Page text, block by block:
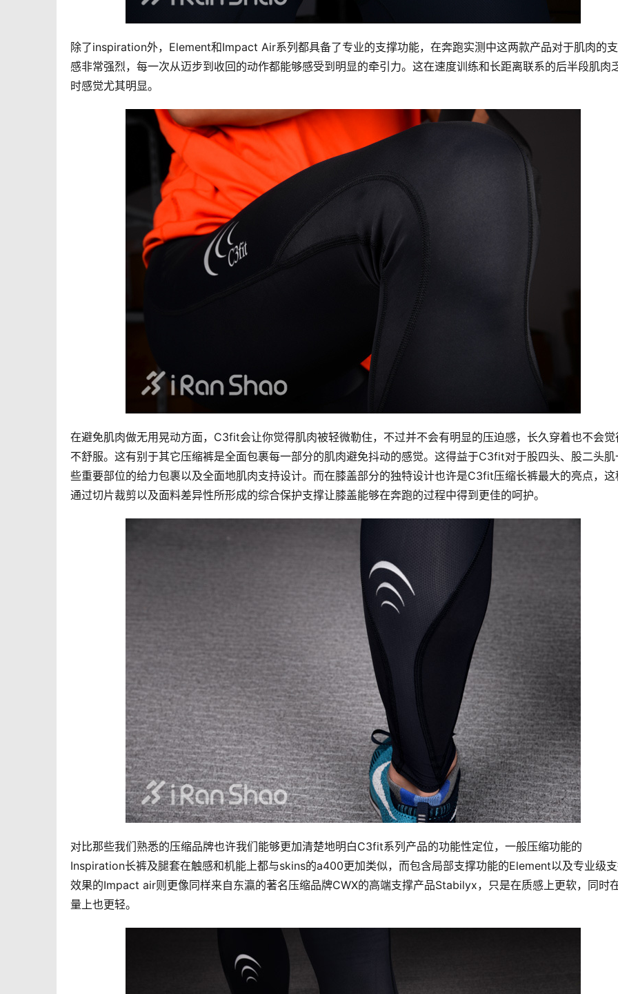
除了inspiration外，Element和Impact Air系列都具备了专业的支撑功能，在奔跑实测中这两款产品对于肌肉的
感非常强烈，每一次从迈步到收回的动作都能够感受到明显的牵引力。这在速度训练和长距离联系的后半段肌肉
时感觉尤其明显。
在避免肌肉做无用晃动方面，C3fit会让你觉得肌肉被轻微勒住，不过并不会有明显的压迫感，长久穿着也不会觉
不舒服。这有别于其它压缩裤是全面包裹每一部分的肌肉避免抖动的感觉。这得益于C3fit对于股四头、股二头肌
些重要部位的给力包裹以及全面地肌肉支持设计。而在膝盖部分的独特设计也许是C3fit压缩长裤最大的亮点，这
通过切片裁剪以及面料差异性所形成的综合保护支撑让膝盖能够在奔跑的过程中得到更佳的呵护。
对比那些我们熟悉的压缩品牌也许我们能够更加清楚地明白C3fit系列产品的功能性定位，一般压缩功能的
Inspiration长裤及腿套在触感和机能上都与skins的a400更加类似，而包含局部支撑功能的Element以及专业级
效果的Impact air则更像同样来自东瀛的著名压缩品牌CWX的高端支撑产品Stabilyx，只是在质感上更软，同时
量上也更轻。